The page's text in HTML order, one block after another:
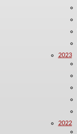
2023
2022